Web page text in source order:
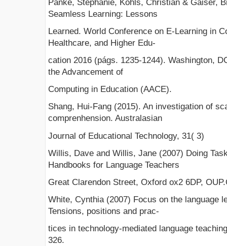
Panke, Stephanie, Kohls, Christian & Gaiser,
Seamless Learning: Lessons
Learned. World Conference on E-Learning in
Healthcare, and Higher Edu-
cation 2016 (págs. 1235-1244). Washington,
the Advancement of
Computing in Education (AACE).
Shang, Hui-Fang (2015). An investigation of
comprenhension. Australasian
Journal of Educational Technology, 31( 3)
Willis, Dave and Willis, Jane (2007) Doing
Handbooks for Language Teachers
Great Clarendon Street, Oxford ox2 6DP,
White, Cynthia (2007) Focus on the language
Tensions, positions and prac-
tices in technology-mediated language
326.